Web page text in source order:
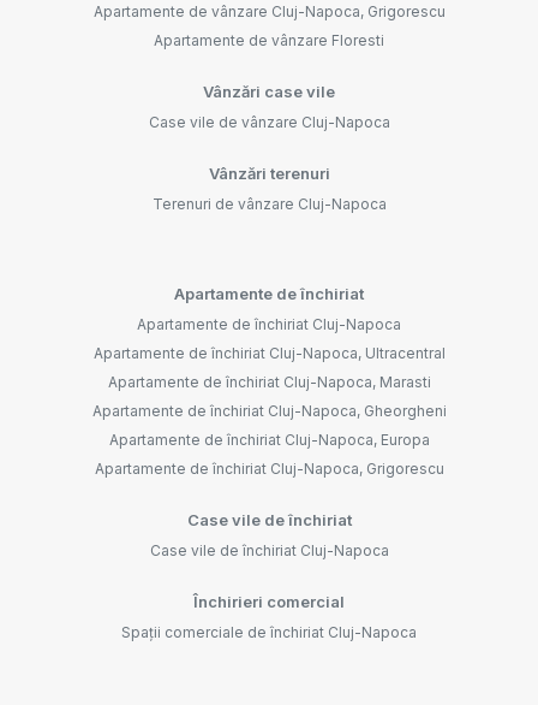
Apartamente de vânzare Cluj-Napoca, Grigorescu
Apartamente de vânzare Floresti
Vânzări case vile
Case vile de vânzare Cluj-Napoca
Vânzări terenuri
Terenuri de vânzare Cluj-Napoca
Apartamente de închiriat
Apartamente de închiriat Cluj-Napoca
Apartamente de închiriat Cluj-Napoca, Ultracentral
Apartamente de închiriat Cluj-Napoca, Marasti
Apartamente de închiriat Cluj-Napoca, Gheorgheni
Apartamente de închiriat Cluj-Napoca, Europa
Apartamente de închiriat Cluj-Napoca, Grigorescu
Case vile de închiriat
Case vile de închiriat Cluj-Napoca
Închirieri comercial
Spații comerciale de închiriat Cluj-Napoca